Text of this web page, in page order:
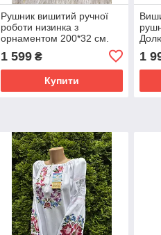
Рушник вишитий ручної
роботи низинка з
орнаментом 200*32 см.
1 599₴
Купити
1